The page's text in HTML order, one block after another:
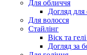
Для обличчя
Догляд для
Для волосся
Стайлінг
Віск та
Догляд за